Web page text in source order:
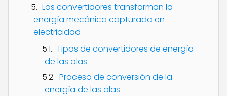
Los convertidores transforman la
energía mecánica capturada en
electricidad
Tipos de convertidores de energía
de las olas
Proceso de conversión de la
energía de las olas